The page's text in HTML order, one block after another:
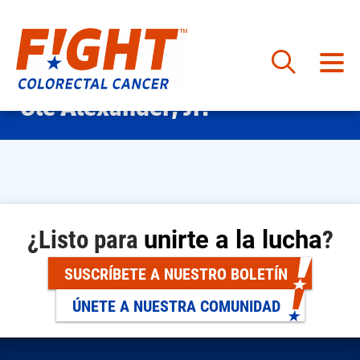
Saltar
al Ule Alexander, Jr.
¿Listo para unirte a la lucha?
SUSCRÍBETE A NUESTRO BOLETÍN
ÚNETE A NUESTRA COMUNIDAD